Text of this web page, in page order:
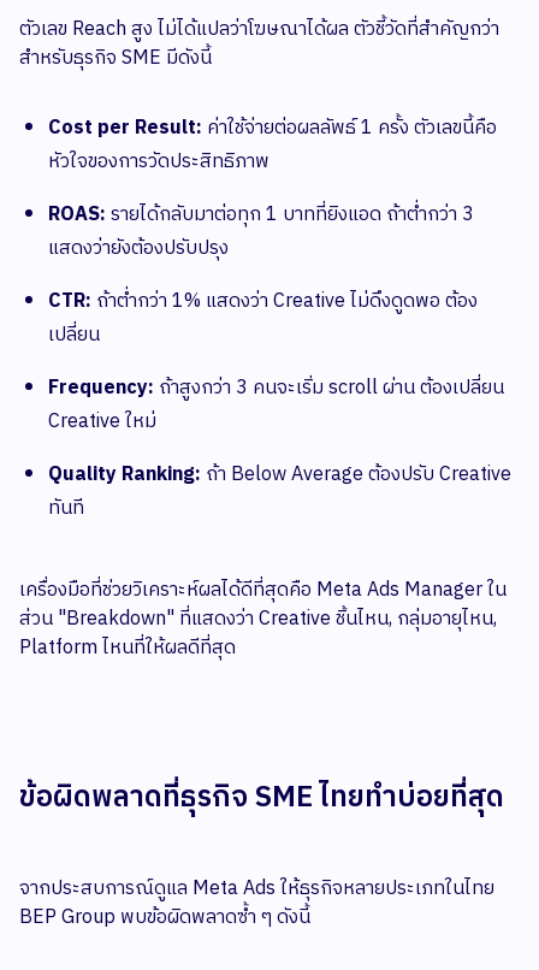
ตัวเลข Reach สูง ไม่ได้แปลว่าโฆษณาได้ผล ตัวชี้วัดที่สำคัญกว่า
สำหรับธุรกิจ SME มีดังนี้
Cost per Result: ค่าใช้จ่ายต่อผลลัพธ์ 1 ครั้ง ตัวเลขนี้คือ
หัวใจของการวัดประสิทธิภาพ
ROAS:รายได้กลับมาต่อทุก 1 บาทที่ยิงแอด ถ้าต่ำกว่า 3
แสดงว่ายังต้องปรับปรุง
CTR: ถ้าต่ำกว่า 1% แสดงว่า Creative ไม่ดึงดูดพอ ต้อง
เปลี่ยน
Frequency: ถ้าสูงกว่า 3 คนจะเริ่ม scroll ผ่าน ต้องเปลี่ยน
Creative ใหม่
Quality Ranking: ถ้า Below Average ต้องปรับ Creative
ทันที
เครื่องมือที่ช่วยวิเคราะห์ผลได้ดีที่สุดคือ Meta Ads Manager ใน
ส่วน "Breakdown" ที่แสดงว่า Creative ชิ้นไหน, กลุ่มอายุไหน,
Platform ไหนที่ให้ผลดีที่สุด
ข้อผิดพลาดที่ธุรกิจ SME ไทยทำบ่อยที่สุด
จากประสบการณ์ดูแล Meta Ads ให้ธุรกิจหลายประเภทในไทย
BEP Group พบข้อผิดพลาดซ้ำ ๆ ดังนี้